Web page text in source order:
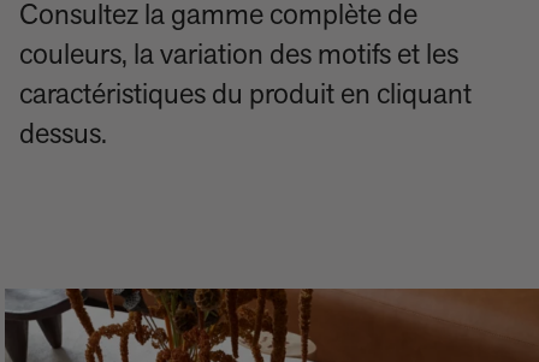
Consultez la gamme complète de
couleurs, la variation des motifs et les
caractéristiques du produit en cliquant
dessus.